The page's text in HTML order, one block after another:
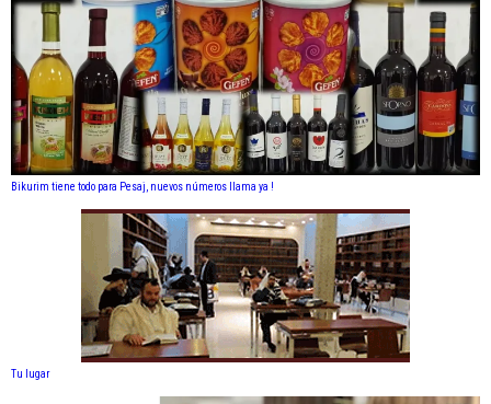
Bikurim tiene todo para Pesaj, nuevos números llama ya !
Tu lugar